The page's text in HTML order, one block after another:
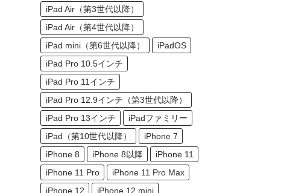
iPad Air（第3世代以降）
iPad Air（第4世代以降）
iPad mini（第6世代以降）
iPadOS
iPad Pro 10.5インチ
iPad Pro 11インチ
iPad Pro 12.9インチ（第3世代以降）
iPad Pro 13インチ
iPadファミリー
iPad（第10世代以降）
iPhone 7
iPhone 8
iPhone 8以降
iPhone 11
iPhone 11 Pro
iPhone 11 Pro Max
iPhone 12
iPhone 12 mini